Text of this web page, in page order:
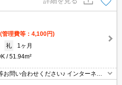
(管理費等：4,100円)
礼
1ヶ月
51.94m²
問い合わせください♪ インターネッ
手続き不要でご利用いただけます♪私生